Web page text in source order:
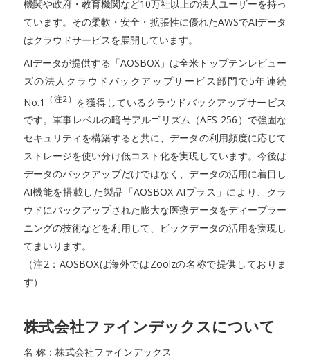
機関や政府・教育機関など10万社以上の法人ユーザーを持っ
ています。その柔軟・安全・拡張性に優れたAWSでAIデータ
はクラウドサービスを展開しています。
AIデータが提供する「AOSBOX」は全米トップテンレビュー
ズの法人クラウドバックアップサービス部門で5年連続
No.1
（注2） を獲得しているクラウドバックアップサービス
です。軍事レベルの暗号アルゴリズム（AES-256）で強固な
セキュリティを構築すると共に、データの利用頻度に応じて
ストレージを使い分け低コスト化を実現しています。今後は
データのバックアップだけではなく、データの活用に着目し
AI機能を搭載した製品「AOSBOX AIプラス」により、クラ
ウドにバックアップされた膨大な医療データをディープラー
ニングの技術などを利用して、ビックデータの活用を実現し
てまいります。
（注2：AOSBOXは海外ではZoolzの名称で提供しておりま
す）
株式会社ファインデックスについて
名 称：株式会社ファインデックス